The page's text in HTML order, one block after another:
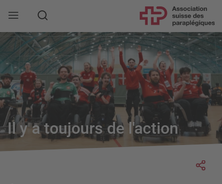
Rechercher
Il y a toujours de l'action